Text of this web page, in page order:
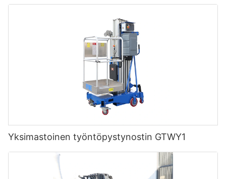
Yksimastoinen työntöpystynostin GTWY1